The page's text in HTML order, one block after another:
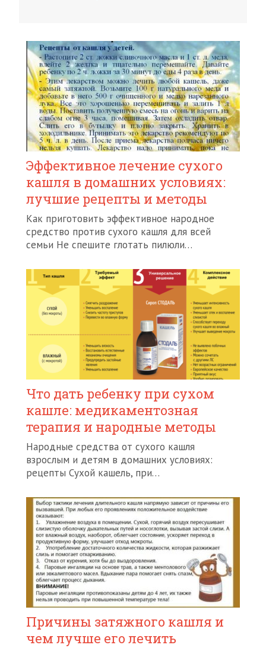
Эффективное лечение сухого
кашля в домашних условиях:
лучшие рецепты и методы
Как приготовить эффективное народное
средство против сухого кашля для всей
семьи Не спешите глотать пилюли…
Что дать ребенку при сухом
кашле: медикаментозная
терапия и народные методы
Народные средства от сухого кашля
взрослым и детям в домашних условиях:
рецепты Сухой кашель, при…
Причины затяжного кашля и
чем лучше его лечить